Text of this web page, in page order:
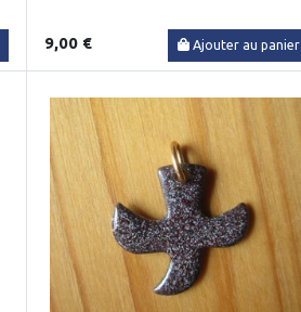
9,00 € Ajouter au panier